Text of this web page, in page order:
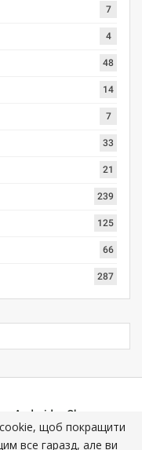
7
4
48
14
7
33
21
239
125
66
287
Android
Chrome
YouTube
щоб покращити
все гаразд, але ви